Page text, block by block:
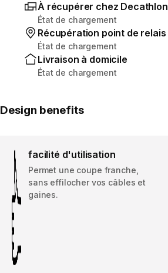
À récupérer chez Decathlon
État de chargement
Récupération point de relais
État de chargement
Livraison à domicile
État de chargement
Design benefits
facilité d'utilisation
Permet une coupe franche,
sans effilocher vos câbles et
gaines.